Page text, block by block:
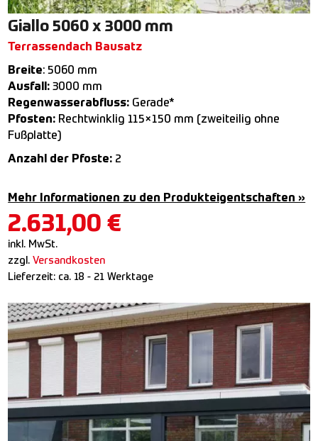
Giallo 5060 x 3000 mm
Terrassendach Bausatz
Breite: 5060 mm
Ausfall: 3000 mm
Regenwasserabfluss: Gerade*
Pfosten: Rechtwinklig 115×150 mm (zweiteilig ohne
Fußplatte)
Anzahl der Pfoste: 2
Mehr Informationen zu den Produkteigentschaften »
2.631,00 €
inkl. MwSt.
zzgl.Versandkosten
Lieferzeit: ca. 18 - 21 Werktage